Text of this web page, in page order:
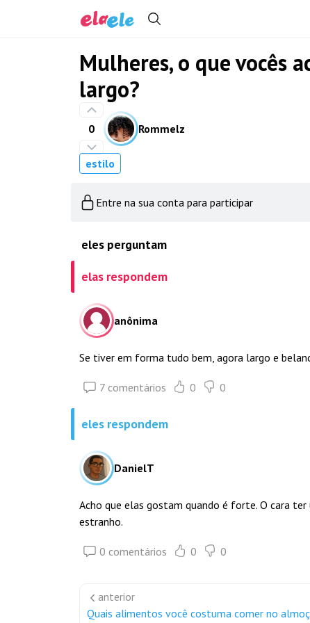
Mulheres, o que vocês
largo?
0 Rommelz
estilo
Entre na sua conta para participar
eles perguntam
elas respondem
anônima
Se tiver em forma tudo bem, agora largo e
7 comentários 0 0
eles respondem
DanielT
Acho que elas gostam quando é forte. O cara
estranho.
0 comentários 0 0
anterior
Quais alimentos você costuma comer no